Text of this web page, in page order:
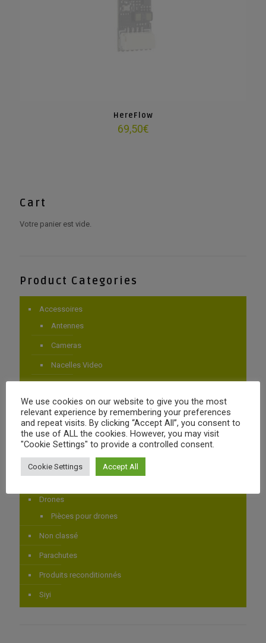
HereFlow
69,50€
Cart
Votre panier est vide.
Product Categories
Accessoires
Antennes
Cameras
Nacelles Video
AIRBOT SYSTEMS
Autopilotes
Capteurs
GNSS
Drones
Pièces pour drones
Non classé
Parachutes
Produits reconditionnés
Siyi
We use cookies on our website to give you the most
relevant experience by remembering your preferences
and repeat visits. By clicking “Accept All”, you consent to
the use of ALL the cookies. However, you may visit
"Cookie Settings" to provide a controlled consent.
Cookie Settings Accept All